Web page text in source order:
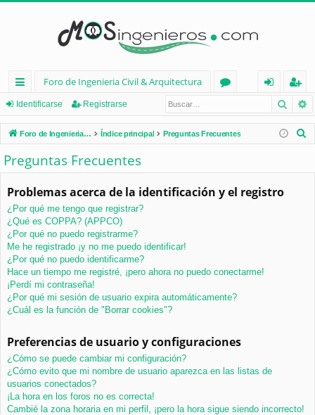
nl
ac
es
rá
pi
d
os
Foro de Ingenieria Civil & Arquitectura
os
nt
ifi
rs
eg
ist
ra
Identificarse Registrarse
Foro de Ingenieria Civil & Arquitectura Índice principal Preguntas Frecuentes
Preguntas Frecuentes
Problemas acerca de la identificación y el registro
¿Por qué me tengo que registrar?
¿Qué es COPPA? (APPCO)
¿Por qué no puedo registrarme?
Me he registrado ¡y no me puedo identificar!
¿Por qué no puedo identificarme?
Hace un tiempo me registré, ¡pero ahora no puedo conectarme!
¡Perdí mi contraseña!
¿Por qué mi sesión de usuario expira automáticamente?
¿Cuál es la función de "Borrar cookies"?
Preferencias de usuario y configuraciones
¿Cómo se puede cambiar mi configuración?
¿Cómo evito que mi nombre de usuario aparezca en las listas de
usuarios conectados?
¡La hora en los foros no es correcta!
Cambié la zona horaria en mi perfil, ¡pero la hora sigue siendo incorrecto!